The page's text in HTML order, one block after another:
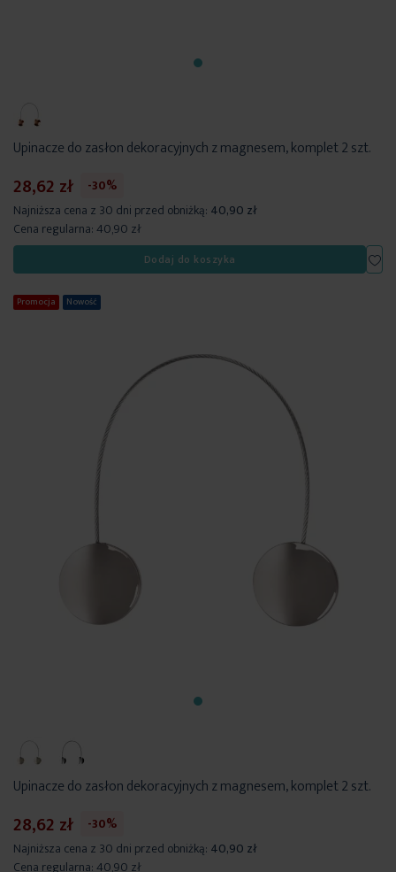
Upinacze do zasłon dekoracyjnych z magnesem, komplet 2 szt.
28,62 zł
-30%
Najniższa cena z 30 dni przed obniżką: 40,90 zł
Cena regularna:40,90 zł
Dodaj do koszyka
Promocja Nowość
Upinacze do zasłon dekoracyjnych z magnesem, komplet 2 szt.
28,62 zł
-30%
Najniższa cena z 30 dni przed obniżką: 40,90 zł
Cena regularna:40,90 zł